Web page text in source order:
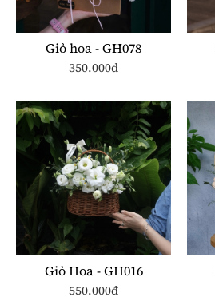
Giỏ hoa - GH078
350.000đ
Giỏ Hoa - GH016
550.000đ